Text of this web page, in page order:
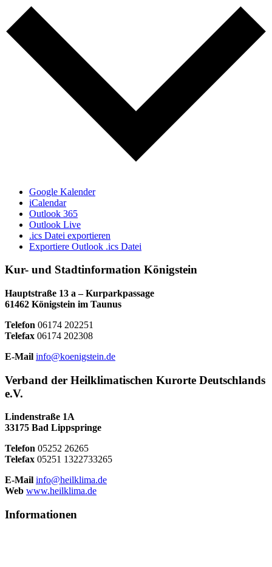
Google Kalender
iCalendar
Outlook 365
Outlook Live
.ics Datei exportieren
Exportiere Outlook .ics Datei
Kur- und Stadtinformation Königstein
Hauptstraße 13 a – Kurparkpassage
61462 Königstein im Taunus
Telefon 06174 202251
Telefax 06174 202308
E-Mail info@koenigstein.de
Verband der Heilklimatischen Kurorte Deutschlands
e.V.
Lindenstraße 1A
33175 Bad Lippspringe
Telefon 05252 26265
Telefax 05251 1322733265
E-Mail info@heilklima.de
Web www.heilklima.de
Informationen